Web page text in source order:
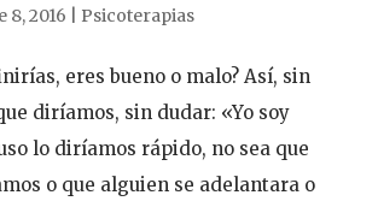
8, 2016 Psicoterapias
eres bueno o malo? Así, sin
diríamos, sin dudar: «Yo soy
lo diríamos rápido, no sea que
o que alguien se adelantara o